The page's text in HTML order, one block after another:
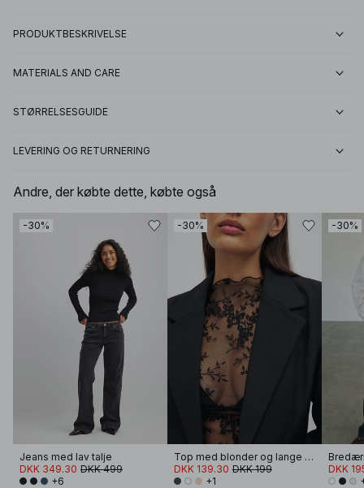
PRODUKTBESKRIVELSE
MATERIALS AND CARE
STØRRELSESGUIDE
LEVERING OG RETURNERING
Andre, der købte dette, købte også
-30%
Jeans med lav talje
DKK 349.30 DKK 499
+6
-30%
Top med blonder og lange ærmer
DKK 139.30 DKK 199
+1
-30%
DKK